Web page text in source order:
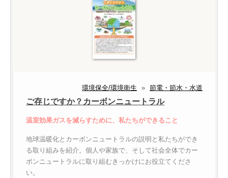
環境保全/環境衛生 » 節電・節水・水道
ご存じですか？カーボンニュートラル
温室効果ガスを減らすために、私たちができること
地球温暖化とカーボンニュートラルの説明と私たちができ
る取り組みを紹介。個人や家族で、そして社会全体でカー
ボンニュートラルに取り組むきっかけにお役立てくださ
い。